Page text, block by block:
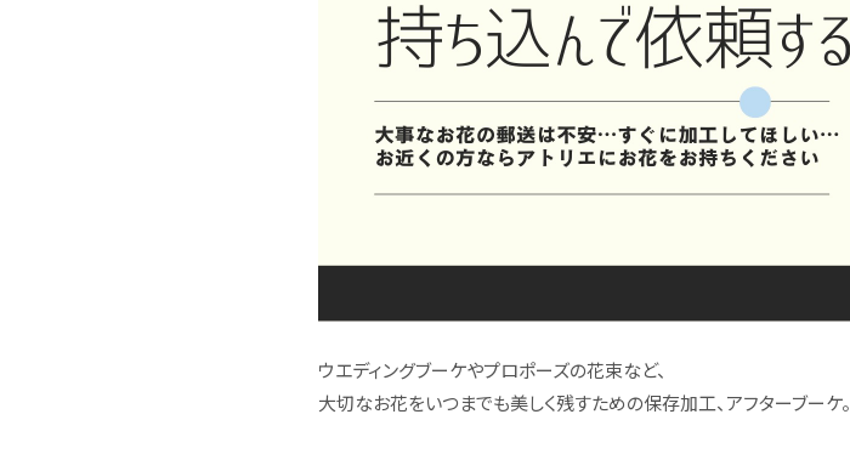
ウエディングブーケやプロポーズの花束など、
大切なお花をいつまでも美しく残すための保存加工、アフターブーケ。